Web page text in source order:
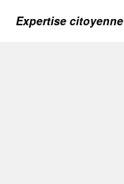
Expertise citoyenne